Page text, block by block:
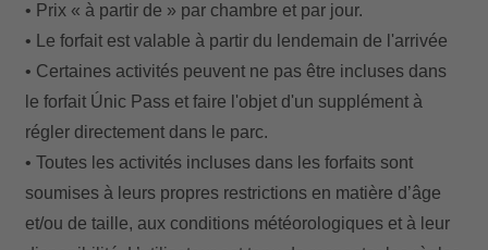
savourer la gastronomie locale ou simplement
contempler le coucher de soleil sur les montagnes
depuis la terrasse. Une combinaison parfaite entre
aventure en plein air et exclusivité à l’intérieur.
De retour à l’hôtel, faites le point sur les émotions de la
journée dans nos chambres confortables et
spacieuses. Profitez de leur balcon ou de leur terrasse
• Prix « à partir de » par chambre et par jour.
• Le forfait est valable à partir du lendemain de l'arrivée
• Certaines activités peuvent ne pas être incluses dans
le forfait Únic Pass et faire l'objet d'un supplément à
régler directement dans le parc.
• Toutes les activités incluses dans les forfaits sont
soumises à leurs propres restrictions en matière d’âge
et/ou de taille, aux conditions météorologiques et à leur